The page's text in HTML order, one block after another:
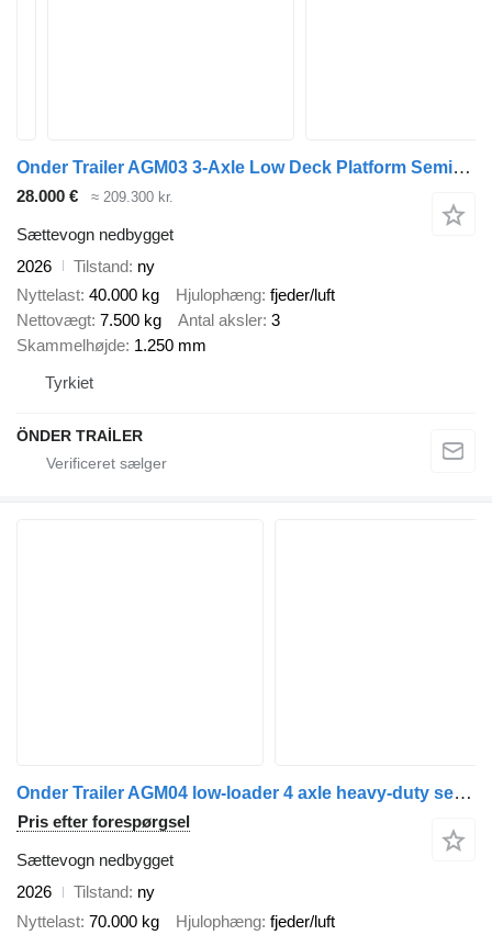
Onder Trailer AGM03 3-Axle Low Deck Platform Semi-Trailer
28.000 € ≈ 209.300 kr.
Sættevogn nedbygget
2026
Tilstand ny
Nyttelast 40.000 kg Hjulophæng fjeder/luft
Nettovægt 7.500 kg Antal aksler 3
Skammelhøjde 1.250 mm
Tyrkiet
ÖNDER TRAİLER
Onder Trailer AGM04 low-loader 4 axle heavy-duty semi-trailer
Pris efter forespørgsel
Sættevogn nedbygget
2026
Tilstand ny
Nyttelast 70.000 kg Hjulophæng fjeder/luft